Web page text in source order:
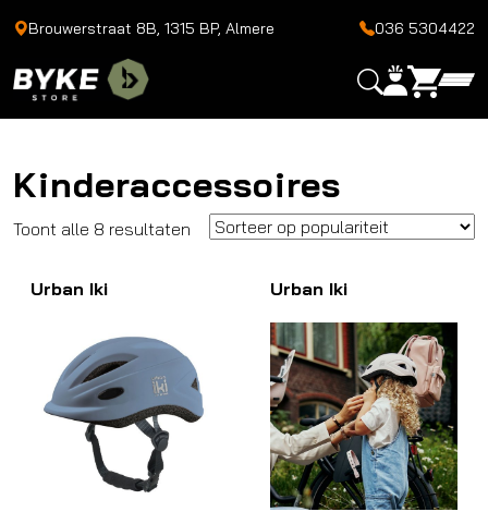
Brouwerstraat 8B, 1315 BP, Almere 036 5304422
Kinderaccessoires
Toont alle 8 resultaten Gesorteerd
populariteit
Urban Iki Urban Iki